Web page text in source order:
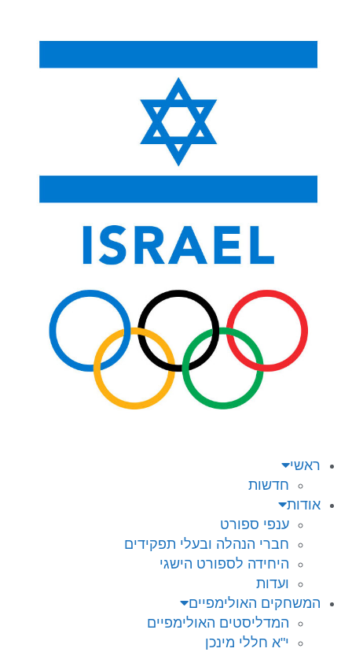
ראשי
חדשות
אודות
ענפי ספורט
חברי הנהלה ובעלי תפקידים
היחידה לספורט הישגי
ועדות
המשחקים האולימפיים
המדליסטים האולימפיים
י"א חללי מינכן